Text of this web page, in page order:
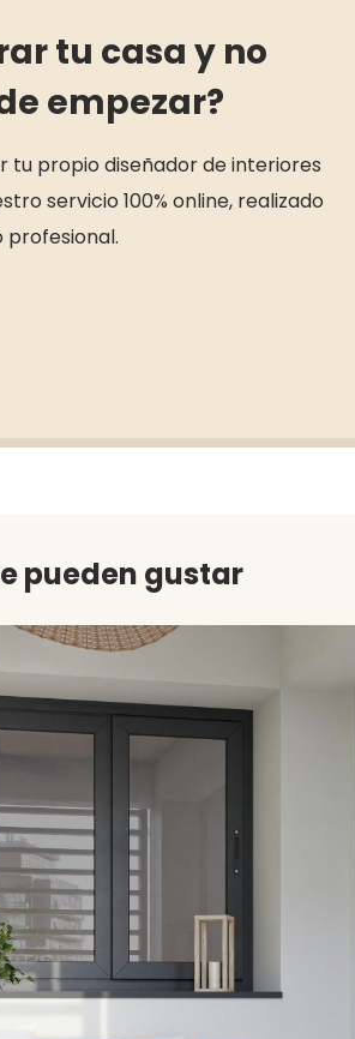
tu casa y no
empezar?
tu propio diseñador de interiores
servicio 100% online, realizado
profesional.
pueden gustar